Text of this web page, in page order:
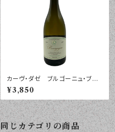
カーヴ・ダゼ ブルゴーニュ・ブラ
ン オーク・バレル ２０２３年 ７
５０ｍｌ
¥3,850
同じカテゴリの商品